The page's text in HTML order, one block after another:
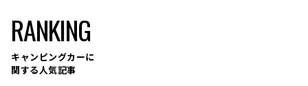
RANKING
キャンピングカーに
関する人気記事